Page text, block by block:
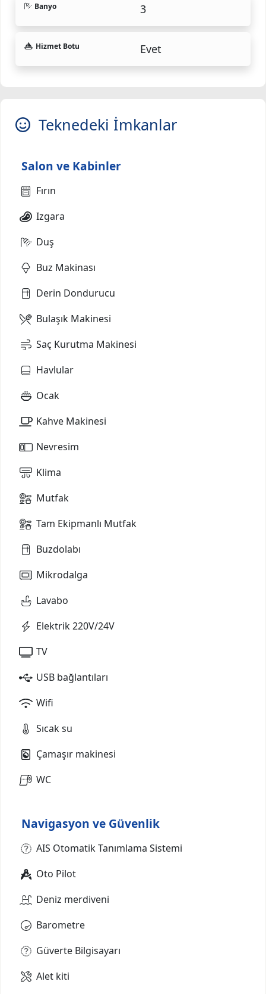
Banyo 3
Hizmet Botu Evet
Teknedeki İmkanlar
Salon ve Kabinler
Fırın
Izgara
Duş
Buz Makinası
Derin Dondurucu
Bulaşık Makinesi
Saç Kurutma Makinesi
Havlular
Ocak
Kahve Makinesi
Nevresim
Klima
Mutfak
Tam Ekipmanlı Mutfak
Buzdolabı
Mikrodalga
Lavabo
Elektrik 220V/24V
TV
USB bağlantıları
Wifi
Sıcak su
Çamaşır makinesi
WC
Navigasyon ve Güvenlik
AIS Otomatik Tanımlama Sistemi
Oto Pilot
Deniz merdiveni
Barometre
Güverte Bilgisayarı
Alet kiti